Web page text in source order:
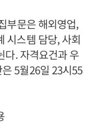
부문은 해외영업,
시스템 담당, 사회
다. 자격요건과 우
5월26일 23시55